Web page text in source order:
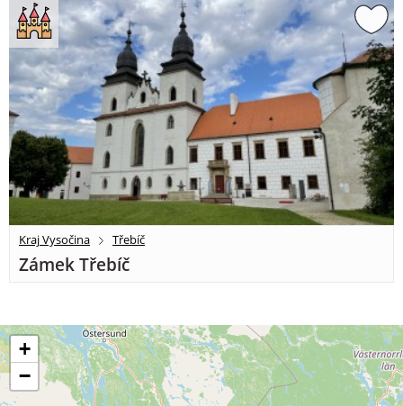
Kraj Vysočina Třebíč
Zámek Třebíč
+
−